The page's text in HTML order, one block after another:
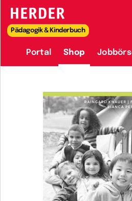
HERDER-MENÜ
Pädagogik & Kinderbuch
Portal Shop